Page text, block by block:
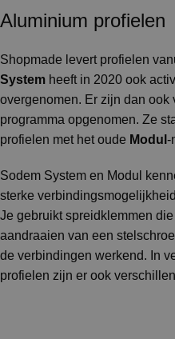
Aluminium profielen
Shopmade levert profielen
System heeft in 2020 ook
overgenomen. Er zijn dan ook
programma opgenomen. Ze
profielen met het oude Modul -
Sodem System en Modul
sterke
Je gebruikt spreidklemmen
aandraaien van een
de verbindingen werkend. In
profielen zijn er ook